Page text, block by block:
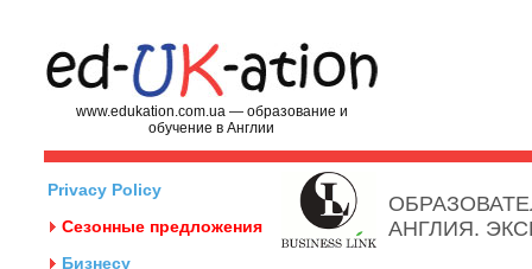
www.edukation.com.ua — образование и
обучение в Англии
Privacy Policy
Сезонные предложения
Бизнесу
АНГЛИЯ.